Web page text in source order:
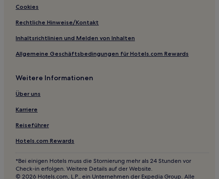
Os Muiños Hotels
Hotels nahe Paseo marítimo
Paradela Hotels
Hotels nahe Playa de Foxos
Covas Hotels
Hotels nahe Praia do Espiño
Hotels nahe Conchido
Hotels nahe Puntal do Pau da Bandeira
Hotels nahe San Lázaro
Hotels nahe Strand Area da Barca
Cookies
Rechtliche Hinweise/Kontakt
Inhaltsrichtlinien und Melden von Inhalten
Allgemeine Geschäftsbedingungen für Hotels.com Rewards
Weitere Informationen
Über uns
Karriere
Reiseführer
Hotels.com Rewards
*Bei einigen Hotels muss die Stornierung mehr als 24 Stunden vor
Check-in erfolgen. Weitere Details auf der Website.
© 2026 Hotels.com, L.P., ein Unternehmen der Expedia Group. Alle